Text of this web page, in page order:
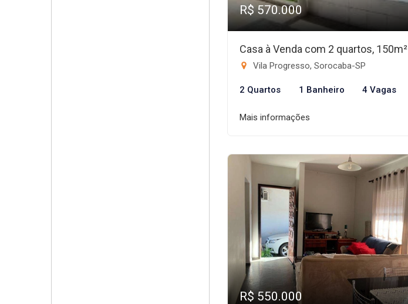
R$ 570.000
Casa à Venda com 2 quartos, 150m²
Vila Progresso, Sorocaba-SP
2 Quartos 1 Banheiro 4 Vagas
Mais informações
R$ 550.000